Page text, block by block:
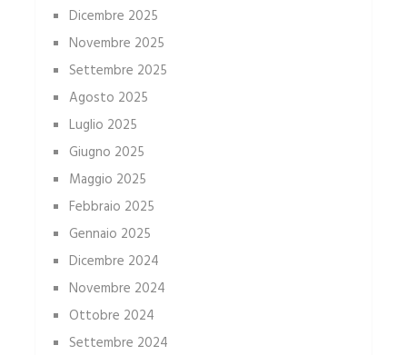
Dicembre 2025
Novembre 2025
Settembre 2025
Agosto 2025
Luglio 2025
Giugno 2025
Maggio 2025
Febbraio 2025
Gennaio 2025
Dicembre 2024
Novembre 2024
Ottobre 2024
Settembre 2024